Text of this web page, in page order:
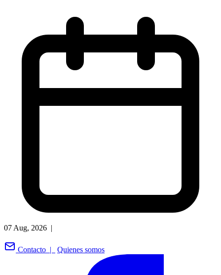
07 Aug, 2026 |
Contacto | Quienes somos